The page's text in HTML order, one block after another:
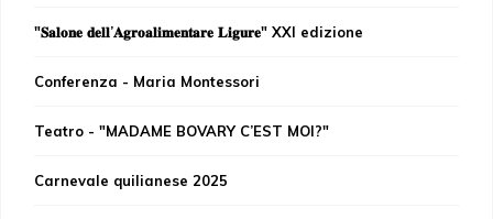
"𝐒𝐚𝐥𝐨𝐧𝐞 𝐝𝐞𝐥𝐥’𝐀𝐠𝐫𝐨𝐚𝐥𝐢𝐦𝐞𝐧𝐭𝐚𝐫𝐞 𝐋𝐢𝐠𝐮𝐫𝐞" XXI edizione
Conferenza - Maria Montessori
Teatro - "MADAME BOVARY C’EST MOI?"
Carnevale quilianese 2025